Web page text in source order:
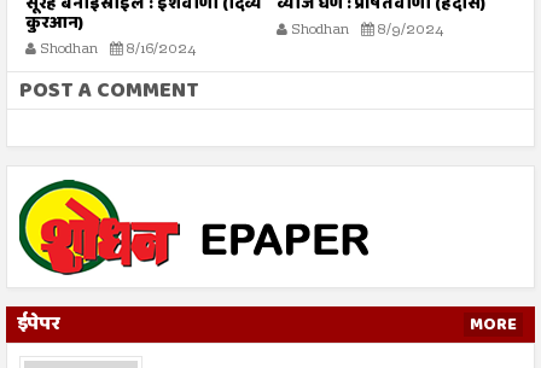
कुरआन)
Shodhan 8/16/2024
Shodhan 8/9/2024
POST A COMMENT
ईपेपर MORE